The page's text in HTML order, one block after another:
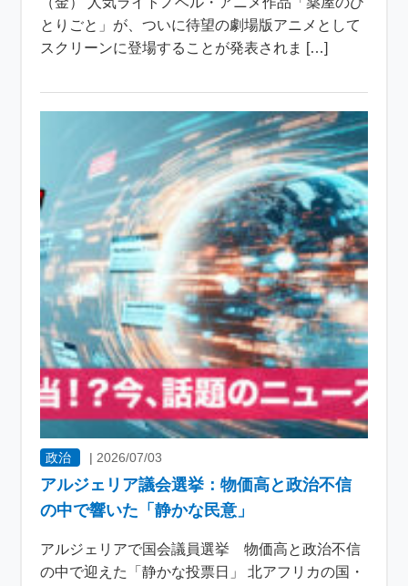
とりごと」が、ついに待望の劇場版アニメとして
スクリーンに登場することが発表されま […]
政治 |2026/07/03
アルジェリア議会選挙：物価高と政治不信
の中で響いた「静かな民意」
アルジェリアで国会議員選挙 物価高と政治不信
の中で迎えた「静かな投票日」 北アフリカの国・